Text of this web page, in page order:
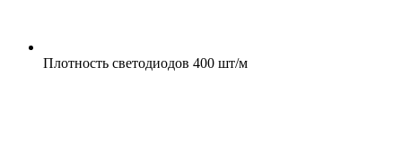
Плотность светодиодов 400 шт/м